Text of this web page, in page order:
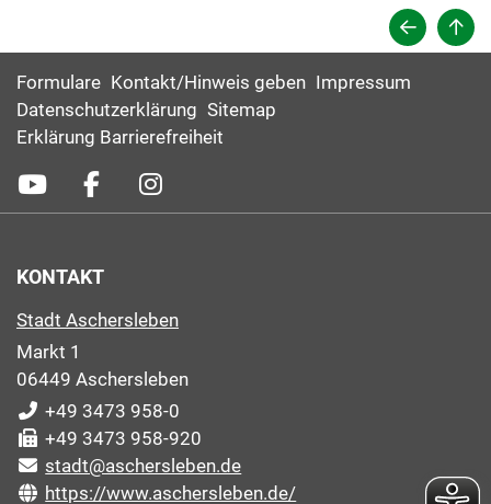
Formulare Kontakt/Hinweis geben Impressum
Datenschutzerklärung Sitemap
Erklärung Barrierefreiheit
KONTAKT
Stadt Aschersleben
Markt 1
06449 Aschersleben
+49 3473 958-0
+49 3473 958-920
stadt@aschersleben.de
https://www.aschersleben.de/